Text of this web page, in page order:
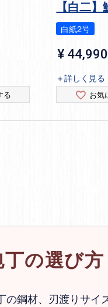
る
【白二
白紙2号
¥ 44,990
＋詳しく見る
お気
丁の選び方
の鋼材、刃渡りサイ